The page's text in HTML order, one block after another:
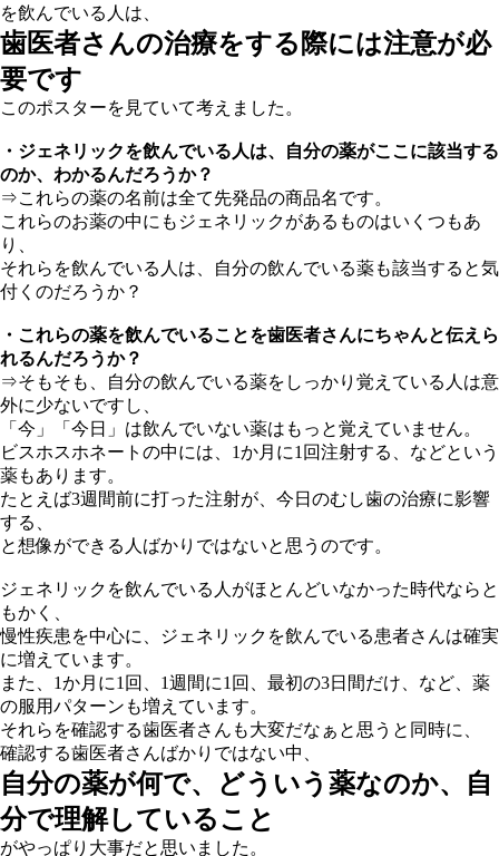
を飲んでいる人は、
歯医者さんの治療をする際には注意が必
要です
このポスターを見ていて考えました。
・ジェネリックを飲んでいる人は、自分の薬がここに該当する
のか、わかるんだろうか？
⇒これらの薬の名前は全て先発品の商品名です。
これらのお薬の中にもジェネリックがあるものはいくつもあ
り、
それらを飲んでいる人は、自分の飲んでいる薬も該当すると気
付くのだろうか？
・これらの薬を飲んでいることを歯医者さんにちゃんと伝えら
れるんだろうか？
⇒そもそも、自分の飲んでいる薬をしっかり覚えている人は意
外に少ないですし、
「今」「今日」は飲んでいない薬はもっと覚えていません。
ビスホスホネートの中には、1か月に1回注射する、などという
薬もあります。
たとえば3週間前に打った注射が、今日のむし歯の治療に影響
する、
と想像ができる人ばかりではないと思うのです。
ジェネリックを飲んでいる人がほとんどいなかった時代ならと
もかく、
慢性疾患を中心に、ジェネリックを飲んでいる患者さんは確実
に増えています。
また、1か月に1回、1週間に1回、最初の3日間だけ、など、薬
の服用パターンも増えています。
それらを確認する歯医者さんも大変だなぁと思うと同時に、
確認する歯医者さんばかりではない中、
自分の薬が何で、どういう薬なのか、自
分で理解していること
がやっぱり大事だと思いました。